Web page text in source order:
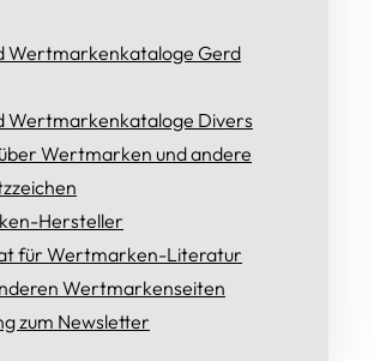
Wertmarkenkataloge Gerd
Wertmarkenkataloge Divers
Wertmarken und andere
Hersteller
für Wertmarken-Literatur
Wertmarkenseiten
zum Newsletter